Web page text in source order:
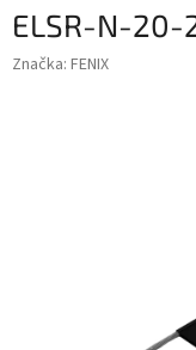
ELSR-N-20-
Značka: FENIX